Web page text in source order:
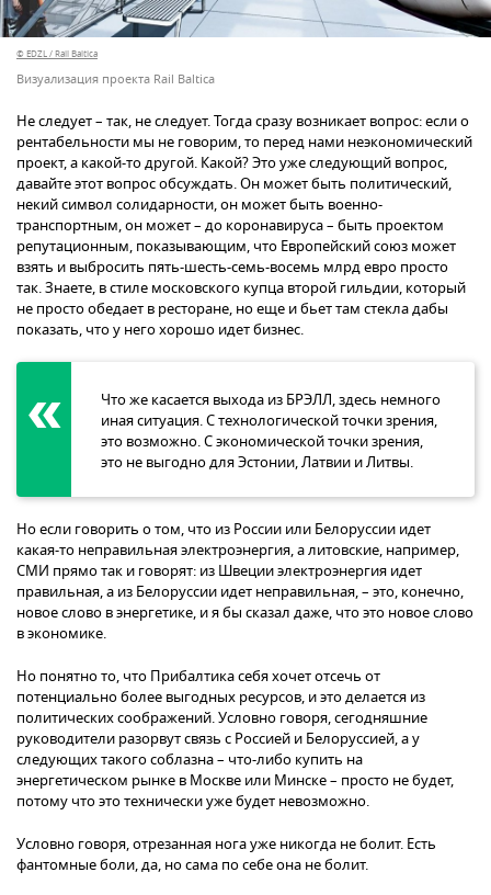
© EDZL / Rail Baltica
Визуализация проекта Rail Baltica
Не следует – так, не следует. Тогда сразу возникает вопрос: если о
рентабельности мы не говорим, то перед нами неэкономический
проект, а какой-то другой. Какой? Это уже следующий вопрос,
давайте этот вопрос обсуждать. Он может быть политический,
некий символ солидарности, он может быть военно-
транспортным, он может – до коронавируса – быть проектом
репутационным, показывающим, что Европейский союз может
взять и выбросить пять-шесть-семь-восемь млрд евро просто
так. Знаете, в стиле московского купца второй гильдии, который
не просто обедает в ресторане, но еще и бьет там стекла дабы
показать, что у него хорошо идет бизнес.
Что же касается выхода из БРЭЛЛ, здесь немного
иная ситуация. С технологической точки зрения,
это возможно. С экономической точки зрения,
это не выгодно для Эстонии, Латвии и Литвы.
Но если говорить о том, что из России или Белоруссии идет
какая-то неправильная электроэнергия, а литовские, например,
СМИ прямо так и говорят: из Швеции электроэнергия идет
правильная, а из Белоруссии идет неправильная, – это, конечно,
новое слово в энергетике, и я бы сказал даже, что это новое слово
в экономике.
Но понятно то, что Прибалтика себя хочет отсечь от
потенциально более выгодных ресурсов, и это делается из
политических соображений. Условно говоря, сегодняшние
руководители разорвут связь с Россией и Белоруссией, а у
следующих такого соблазна – что-либо купить на
энергетическом рынке в Москве или Минске – просто не будет,
потому что это технически уже будет невозможно.
Условно говоря, отрезанная нога уже никогда не болит. Есть
фантомные боли, да, но сама по себе она не болит.